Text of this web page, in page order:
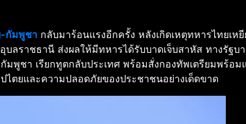
-กัมพูชา กลับมาร้อนแรงอีกครั้ง หลังเกิดเหตุทหารไทยเหยี
ลราชธานี ส่งผลให้มีทหารได้รับบาดเจ็บสาหัส ทางรัฐบ
พูชา เรียกทูตกลับประเทศ พร้อมสั่งกองทัพเตรียมพร้อม
ไตยและความปลอดภัยของประชาชนอย่างเด็ดขาด